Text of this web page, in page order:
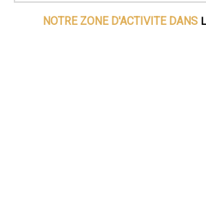
NOTRE ZONE D'ACTIVITE DANS